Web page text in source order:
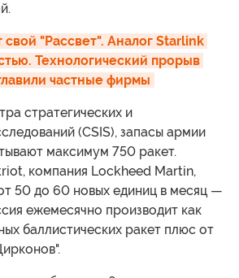
свой "Рассвет". Аналог Starlink
Технологический прорыв
частные фирмы
стратегических и
(CSIS), запасы армии
максимум 750 ракет.
компания Lockheed Martin,
50 до 60 новых единиц в месяц —
ежемесячно производит как
баллистических ракет плюс от